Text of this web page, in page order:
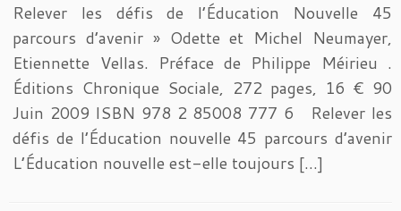
Relever les défis de l’Éducation Nouvelle 45
parcours d’avenir » Odette et Michel Neumayer,
Etiennette Vellas. Préface de Philippe Méirieu .
Éditions Chronique Sociale, 272 pages, 16 € 90
Juin 2009 ISBN 978 2 85008 777 6 Relever les
défis de l’Éducation nouvelle 45 parcours d’avenir
L’Éducation nouvelle est-elle toujours […]